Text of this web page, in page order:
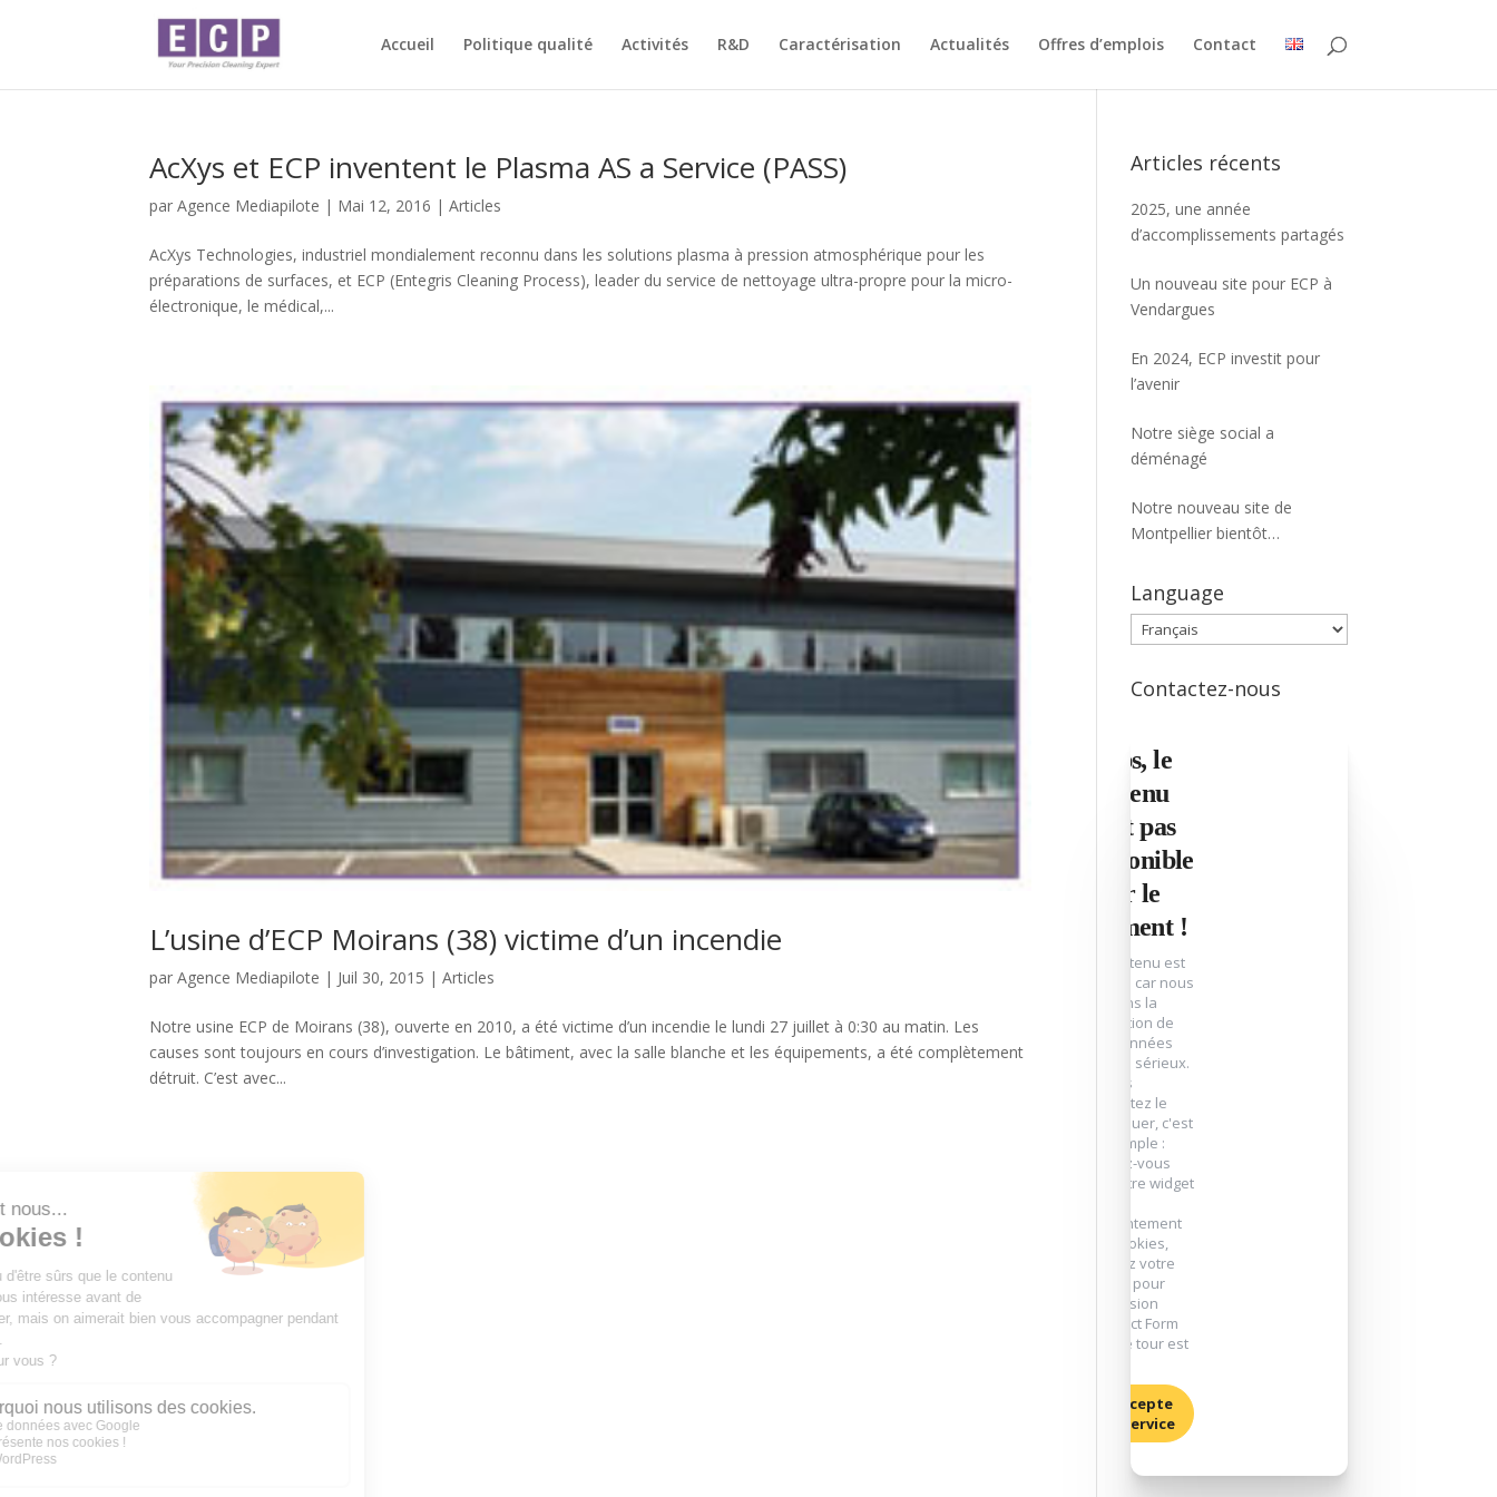
Accueil Politique qualité Activités R&D Caractérisation Actualités Offres d’emplois Contact
AcXys et ECP inventent le Plasma AS a Service (PASS)
parAgence Mediapilote | Mai 12, 2016 |Articles
AcXys Technologies, industriel mondialement reconnu dans les solutions plasma à pression atmosphérique pour les
préparations de surfaces, et ECP (Entegris Cleaning Process), leader du service de nettoyage ultra-propre pour la micro-
électronique, le médical,...
L’usine d’ECP Moirans (38) victime d’un incendie
parAgence Mediapilote | Juil 30, 2015 |Articles
Notre usine ECP de Moirans (38), ouverte en 2010, a été victime d’un incendie le lundi 27 juillet à 0:30 au matin. Les
causes sont toujours en cours d’investigation. Le bâtiment, avec la salle blanche et les équipements, a été complètement
détruit. C’est avec...
Articles récents
2025, une année
d’accomplissements partagés
Un nouveau site pour ECP à
Vendargues
En 2024, ECP investit pour
l’avenir
Notre siège social a
déménagé
Notre nouveau site de
Montpellier bientôt
Language
Language
Contactez-nous
Oups, le
contenu
n'est pas
disponible
pour le
moment !
Ce contenu est
bloqué car nous
prenons la
protection de
vos données
très au sérieux.
Si vous
souhaitez le
débloquer, c'est
très simple :
rendez-vous
sur notre widget
consentement
des cookies,
donnez votre
accord pour
l'extension
"Contact Form
7". Et le tour est
J'accepte
ce service